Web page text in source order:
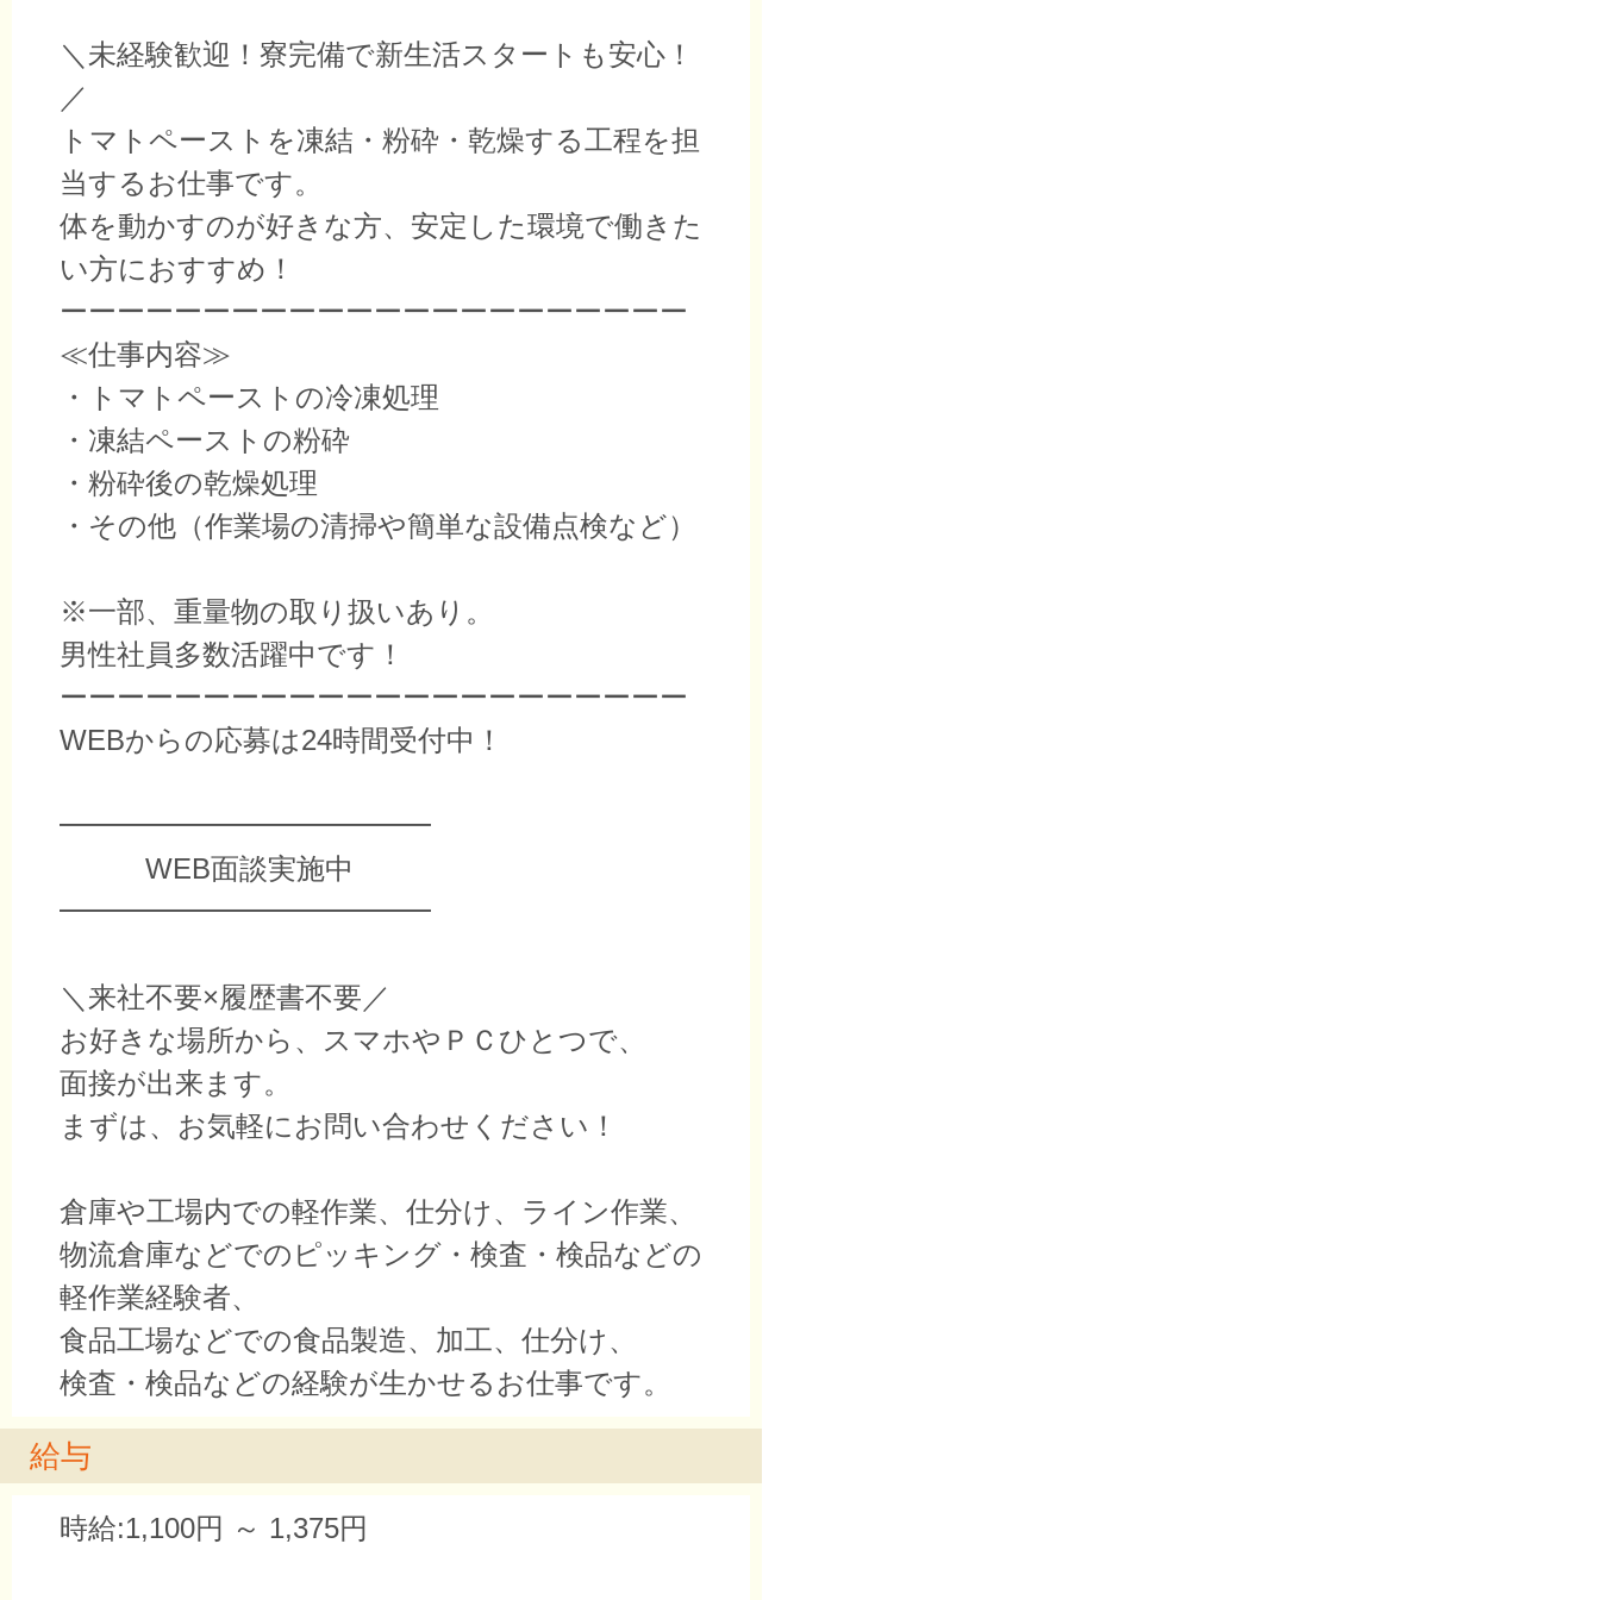
＼未経験歓迎！寮完備で新生活スタートも安心！
／
トマトペーストを凍結・粉砕・乾燥する工程を担
当するお仕事です。
体を動かすのが好きな方、安定した環境で働きた
い方におすすめ！
ーーーーーーーーーーーーーーーーーーーーーー
≪仕事内容≫
・トマトペーストの冷凍処理
・凍結ペーストの粉砕
・粉砕後の乾燥処理
・その他（作業場の清掃や簡単な設備点検など）
※一部、重量物の取り扱いあり。
男性社員多数活躍中です！
ーーーーーーーーーーーーーーーーーーーーーー
WEBからの応募は24時間受付中！
━━━━━━━━━━━━━
WEB面談実施中
━━━━━━━━━━━━━
＼来社不要×履歴書不要／
お好きな場所から、スマホやＰＣひとつで、
面接が出来ます。
まずは、お気軽にお問い合わせください！
倉庫や工場内での軽作業、仕分け、ライン作業、
物流倉庫などでのピッキング・検査・検品などの
軽作業経験者、
食品工場などでの食品製造、加工、仕分け、
検査・検品などの経験が生かせるお仕事です。
給与
時給:1,100円 ～ 1,375円